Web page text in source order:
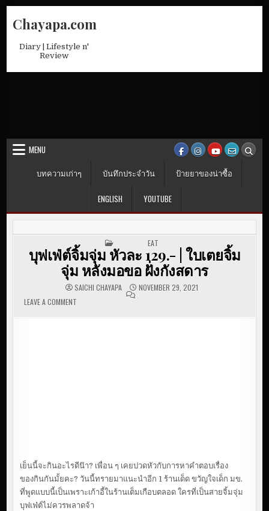
Chayapa.com
Diary | Lifestyle n'
Review
MENU
บทความเก่าๆ
บันทึกประจำวัน ป้ายยาของน่าซื้อ
ENGLISH YOUTUBE
POSTED INEAT
บุฟเฟ่ต์จิ้มจุ่ม หัวละ 129.- | ใบเตยจิ้ม
จุ่ม หลังมอขอ ฝั่งกังสดาร
SAICHI CHAYAPA
NOVEMBER 29, 2021
LEAVE A COMMENTON บุฟเฟ่ต์จิ้มจุ่ม หัวละ 129.- | ใบเตยจิ้มจุ่ม หลังมอขอ
เย็นนี้จะกินอะไรดีน๊า? เพื่อน ๆ เคยปวดหัวกับการหาคำตอบเรื่อง
ของกินกันมั้ยคะ? วันนี้ทรายมาแนะนำอีก 1 ร้านเด็ด ขวัญใจเด็ก มข.
ที่พูดแบบนี้เป็นเพราะเก้าอี้ในร้านเต็มเกือบตลอด ใครที่เป็นสายจิ้มจุ่ม
บุฟเฟ่ต์ไม่ควรพลาดจ้า